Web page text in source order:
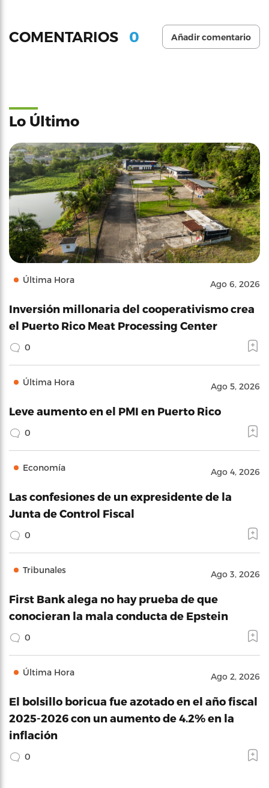
COMENTARIOS 0 Añadir comentario
Lo Último
Última Hora Ago 6, 2026
Inversión millonaria del cooperativismo crea
el Puerto Rico Meat Processing Center
0
Última Hora Ago 5, 2026
Leve aumento en el PMI en Puerto Rico
0
Economía Ago 4, 2026
Las confesiones de un expresidente de la
Junta de Control Fiscal
0
Tribunales Ago 3, 2026
First Bank alega no hay prueba de que
conocieran la mala conducta de Epstein
0
Última Hora Ago 2, 2026
El bolsillo boricua fue azotado en el año fiscal
2025-2026 con un aumento de 4.2% en la
inflación
0